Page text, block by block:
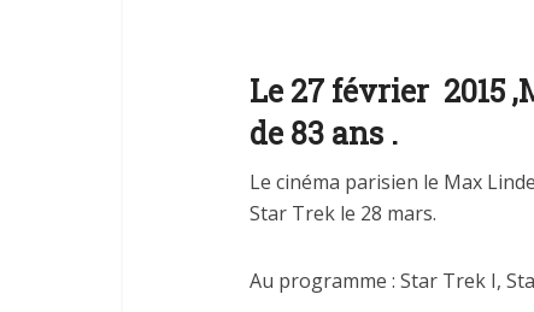
Le 27 février 2015
de 83 ans .
Le cinéma parisien le Max
Star Trek le 28 mars.
Au programme : Star Trek I,